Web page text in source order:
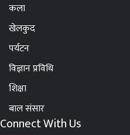
कला
खेलकुद
पर्यटन
विज्ञान प्रविधि
शिक्षा
बाल संसार
Connect With Us